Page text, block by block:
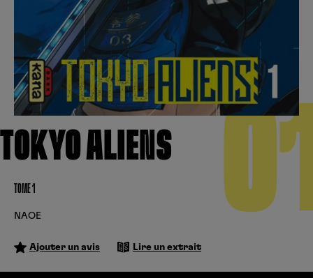
TOKYO ALIENS
TOME 1
NAOE
Ajouter un avis Lire un extrait
Se connecter S’inscrire
Hunter x Hunter
Fire Force
Black Butler